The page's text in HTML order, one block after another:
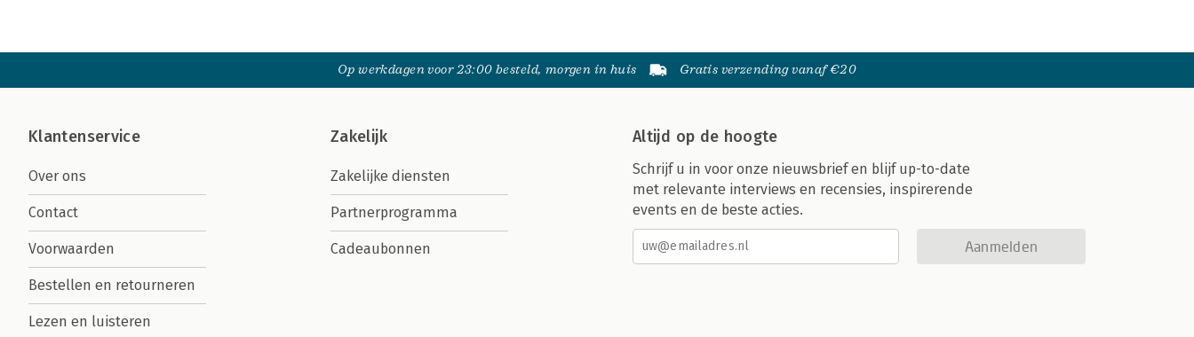
Op werkdagen voor 23:00 besteld, morgen in huis Gratis verzending vanaf €20
Klantenservice
Over ons
Contact
Voorwaarden
Bestellen en retourneren
Lezen en luisteren
Zakelijk
Zakelijke diensten
Partnerprogramma
Cadeaubonnen
Altijd op de hoogte
Schrijf u in voor onze nieuwsbrief en blijf up-to-date
met relevante interviews en recensies, inspirerende
events en de beste acties.
Aanmelden